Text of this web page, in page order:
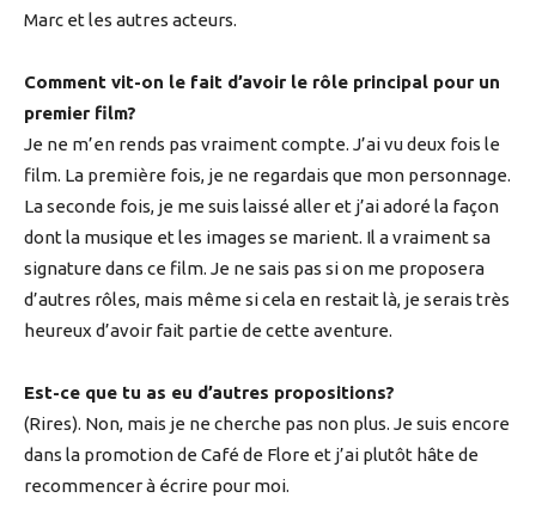
Marc et les autres acteurs.
Comment vit-on le fait d’avoir le rôle principal pour un
premier film?
Je ne m’en rends pas vraiment compte. J’ai vu deux fois le
film. La première fois, je ne regardais que mon personnage.
La seconde fois, je me suis laissé aller et j’ai adoré la façon
dont la musique et les images se marient. Il a vraiment sa
signature dans ce film. Je ne sais pas si on me proposera
d’autres rôles, mais même si cela en restait là, je serais très
heureux d’avoir fait partie de cette aventure.
Est-ce que tu as eu d’autres propositions?
(Rires). Non, mais je ne cherche pas non plus. Je suis encore
dans la promotion de Café de Flore et j’ai plutôt hâte de
recommencer à écrire pour moi.